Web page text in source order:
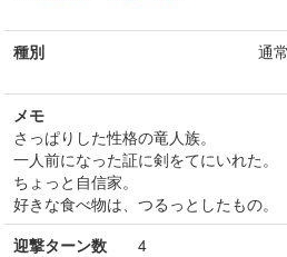
種別 通常
メモ
さっぱりした性格の竜人族。
一人前になった証に剣をてにいれた。
ちょっと自信家。
好きな食べ物は、つるっとしたもの。
迎撃ターン数 4